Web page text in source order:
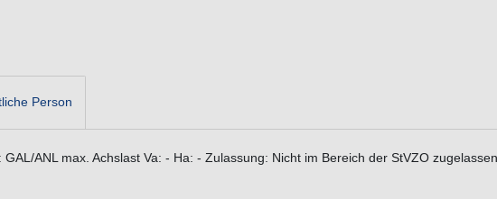
Person
ANL max. Achslast Va: - Ha: - Zulassung: Nicht im Bereich der StVZO zugelassen